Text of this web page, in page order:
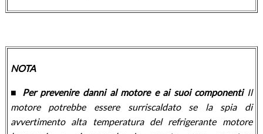
NOTA
■ Per prevenire danni al motore e ai suoi componentiIl
motore potrebbe essere surriscaldato se la spia di
avvertimento alta temperatura del refrigerante motore